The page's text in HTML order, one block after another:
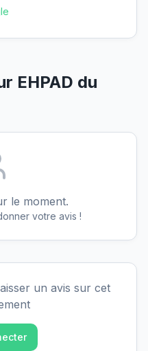
EHPAD du
le moment.
votre avis !
un avis sur cet